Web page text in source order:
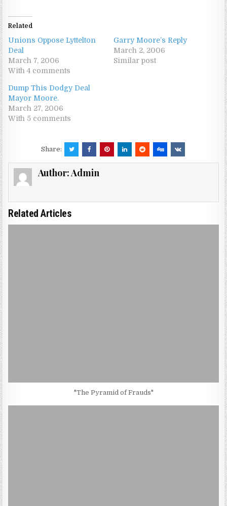
Related
Unions Oppose Lyttelton
Deal
March 7, 2006
With 4 comments
Garry Moore’s Reply
March 2, 2006
Similar post
Dump This Dodgy Deal
Mayor Moore.
March 27, 2006
With 5 comments
Share:
Author:Admin
Related Articles
"The Pyramid of Frauds"